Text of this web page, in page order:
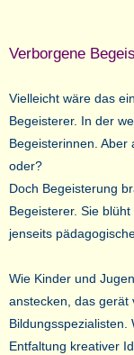
Verborgene
Vielleicht wäre das
Begeisterer. In der
Begeisterinnen. Aber
oder?
Doch Begeisterung
Begeisterer. Sie
jenseits
Wie Kinder und
anstecken, das gerät
Entfaltung kreativer